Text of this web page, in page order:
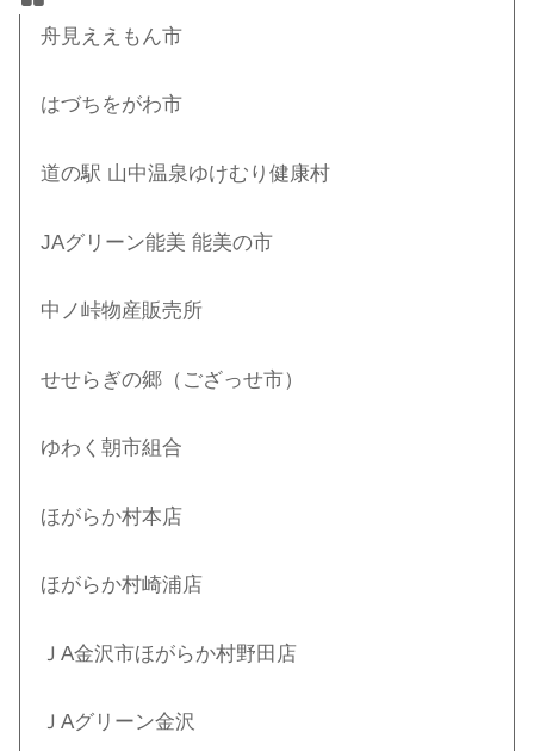
舟見ええもん市
はづちをがわ市
道の駅 山中温泉ゆけむり健康村
JAグリーン能美 能美の市
中ノ峠物産販売所
せせらぎの郷（ござっせ市）
ゆわく朝市組合
ほがらか村本店
ほがらか村崎浦店
ＪA金沢市ほがらか村野田店
ＪAグリーン金沢